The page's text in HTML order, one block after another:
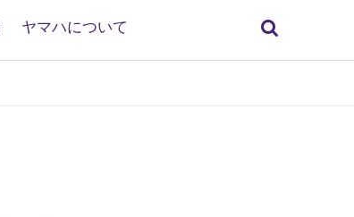
ヤマハについて